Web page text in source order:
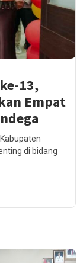
13,
Empat
di bidang